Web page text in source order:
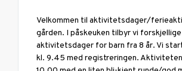
Velkommen til aktivitetsdager/
gården. I påskeuken tilbyr vi forskjellige
aktivitetsdager for barn fra 8 år. Vi
kl. 9.45 med registreringen.